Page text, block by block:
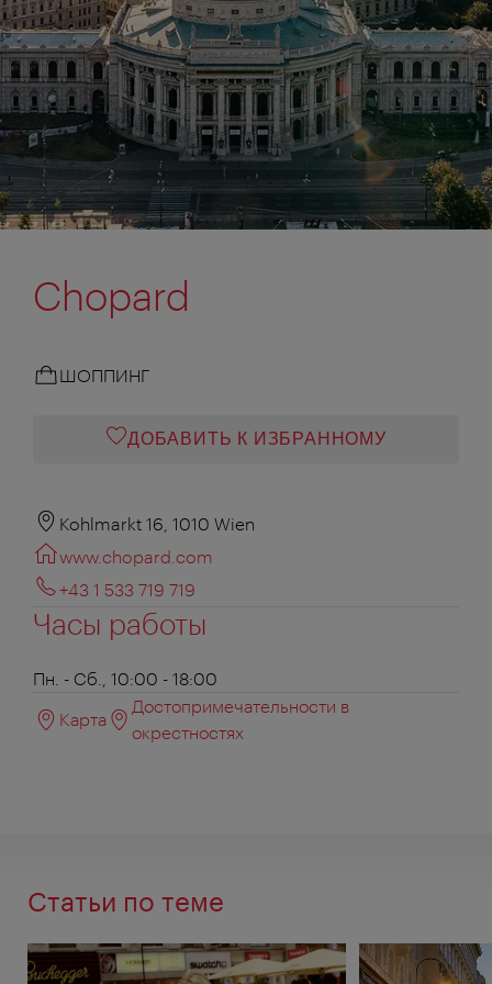
Chopard
ШОППИНГ
ДОБАВИТЬ К ИЗБРАННОМУ
Kohlmarkt 16, 1010 Wien
www.chopard.com
+43 1 533 719 719
Часы работы
Пн. - Сб., 10:00 - 18:00
Карта
Достопримечательности в
окрестностях
Статьи по теме